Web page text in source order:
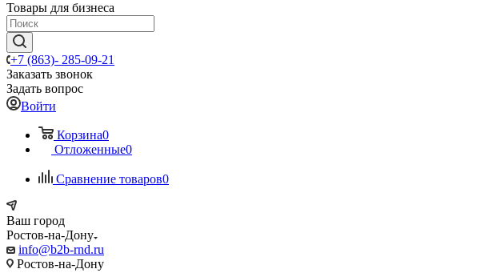
Товары для бизнеса
+7 (863)- 285-09-21
Заказать звонок
Задать вопрос
Войти
Корзина0
Отложенные0
Сравнение товаров0
Ваш город
Ростов-на-Дону
info@b2b-rnd.ru
Ростов-на-Дону